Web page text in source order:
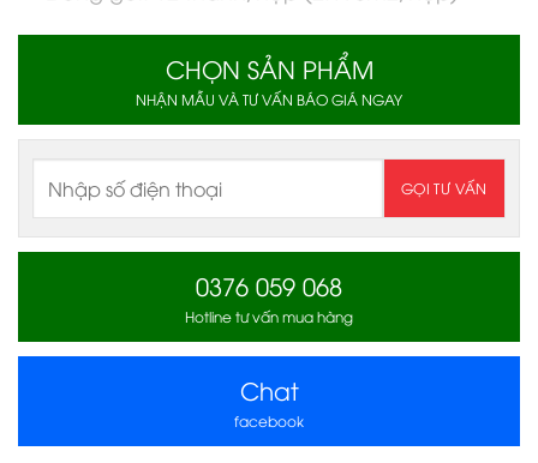
CHỌN SẢN PHẨM
NHẬN MẪU VÀ TƯ VẤN BÁO GIÁ NGAY
0376 059 068
Hotline tư vấn mua hàng
Chat
facebook